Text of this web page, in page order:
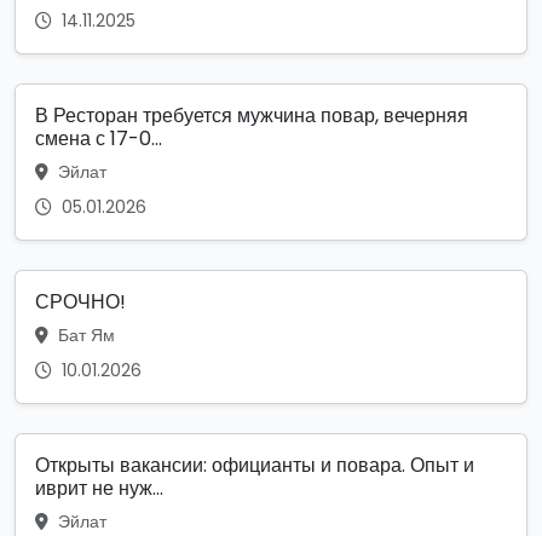
14.11.2025
В Ресторан требуется мужчина повар, вечерняя
смена с 17-0...
Эйлат
05.01.2026
СРОЧНО!
Бат Ям
10.01.2026
Открыты вакансии: официанты и повара. Опыт и
иврит не нуж...
Эйлат